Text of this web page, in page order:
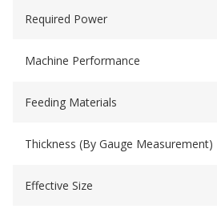
Required Power
Machine Performance
Feeding Materials
Thickness (By Gauge Measurement)
Effective Size